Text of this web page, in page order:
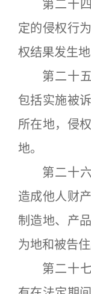
第二十
定的侵权行
权结果发生地
第二十
包括实施被
所在地，侵
地。
第二十
造成他人财
制造地、产
为地和被告
第二十